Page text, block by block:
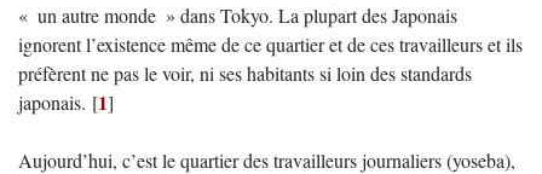
« un autre monde » dans Tokyo. La plupart des Japonais
ignorent l’existence même de ce quartier et de ces travailleurs et ils
préfèrent ne pas le voir, ni ses habitants si loin des standards
japonais. [1]
Aujourd’hui, c’est le quartier des travailleurs journaliers (yoseba),